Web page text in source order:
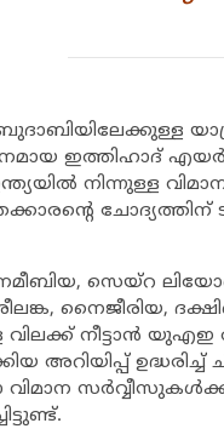
ഇത്തിഹാദ്
നിന്നുള്ള
ചോദ്യത്തിന്
സെയ്‌റ
നൈജീരിയ,
നീട്ടാന്‍ യുഎഇ
അറിയിപ്പ്